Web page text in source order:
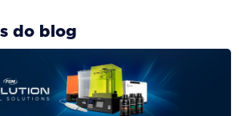
do blog